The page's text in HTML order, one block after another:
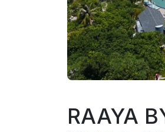
RAAYA